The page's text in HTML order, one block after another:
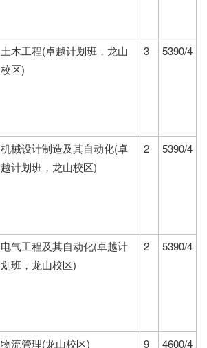
土木工程(卓越计划班，龙山
校区)
3 5390/4
机械设计制造及其自动化(卓
越计划班，龙山校区)
2 5390/4
电气工程及其自动化(卓越计
划班，龙山校区)
2 5390/4
物流管理(龙山校区) 9 4600/4